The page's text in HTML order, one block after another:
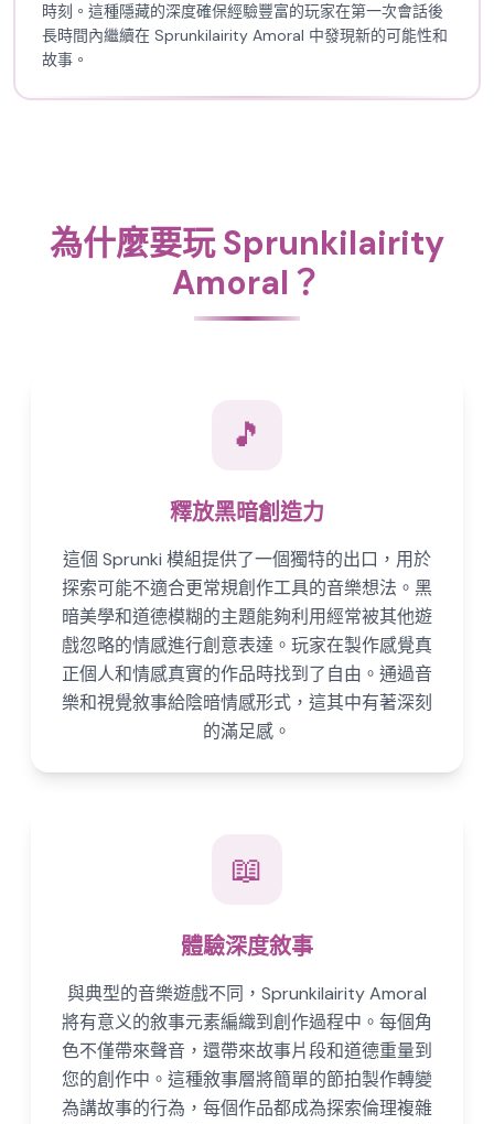
時刻。這種隱藏的深度確保經驗豐富的玩家在第一次會話後
長時間內繼續在 Sprunkilairity Amoral 中發現新的可能性和
故事。
為什麼要玩 Sprunkilairity
Amoral？
🎵
釋放黑暗創造力
這個 Sprunki 模組提供了一個獨特的出口，用於
探索可能不適合更常規創作工具的音樂想法。黑
暗美學和道德模糊的主題能夠利用經常被其他遊
戲忽略的情感進行創意表達。玩家在製作感覺真
正個人和情感真實的作品時找到了自由。通過音
樂和視覺敘事給陰暗情感形式，這其中有著深刻
的滿足感。
📖
體驗深度敘事
與典型的音樂遊戲不同，Sprunkilairity Amoral
將有意义的敘事元素編織到創作過程中。每個角
色不僅帶來聲音，還帶來故事片段和道德重量到
您的創作中。這種敘事層將簡單的節拍製作轉變
為講故事的行為，每個作品都成為探索倫理複雜